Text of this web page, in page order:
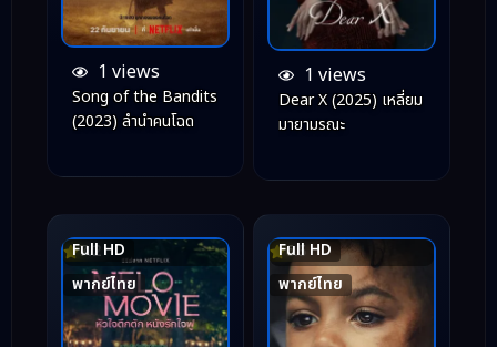
1 views
Song of the Bandits
(2023) ลำนำคนโฉด
1 views
Dear X (2025) เหลี่ยม
มายามรณะ
Full HD
พากย์ไทย
7.2
Full HD
พากย์ไทย
6.5